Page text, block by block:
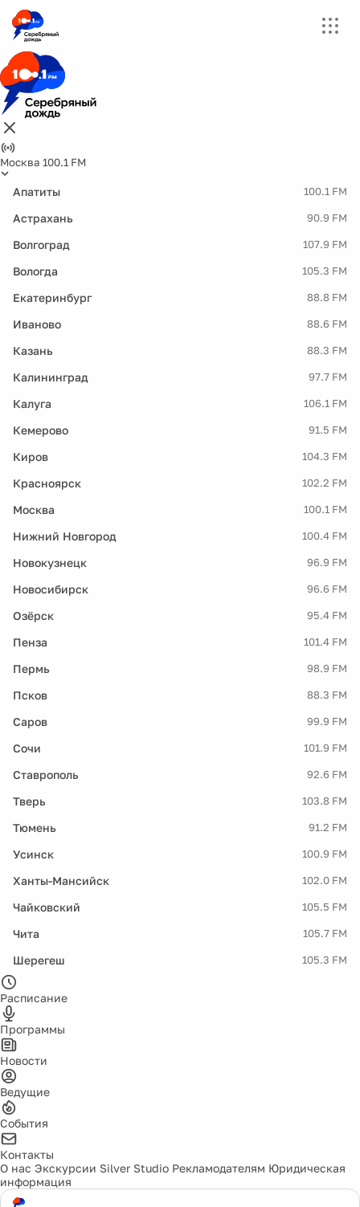
Москва 100.1 FM
Апатиты 100.1 FM
Астрахань 90.9 FM
Волгоград 107.9 FM
Вологда 105.3 FM
Екатеринбург 88.8 FM
Иваново 88.6 FM
Казань 88.3 FM
Калининград 97.7 FM
Калуга 106.1 FM
Кемерово 91.5 FM
Киров 104.3 FM
Красноярск 102.2 FM
Москва 100.1 FM
Нижний Новгород 100.4 FM
Новокузнецк 96.9 FM
Новосибирск 96.6 FM
Озёрск 95.4 FM
Пенза 101.4 FM
Пермь 98.9 FM
Псков 88.3 FM
Саров 99.9 FM
Сочи 101.9 FM
Ставрополь 92.6 FM
Тверь 103.8 FM
Тюмень 91.2 FM
Усинск 100.9 FM
Ханты-Мансийск 102.0 FM
Чайковский 105.5 FM
Чита 105.7 FM
Шерегеш 105.3 FM
Расписание
Программы
Новости
Ведущие
События
Контакты
О нас Экскурсии Silver Studio Рекламодателям Юридическая
информация